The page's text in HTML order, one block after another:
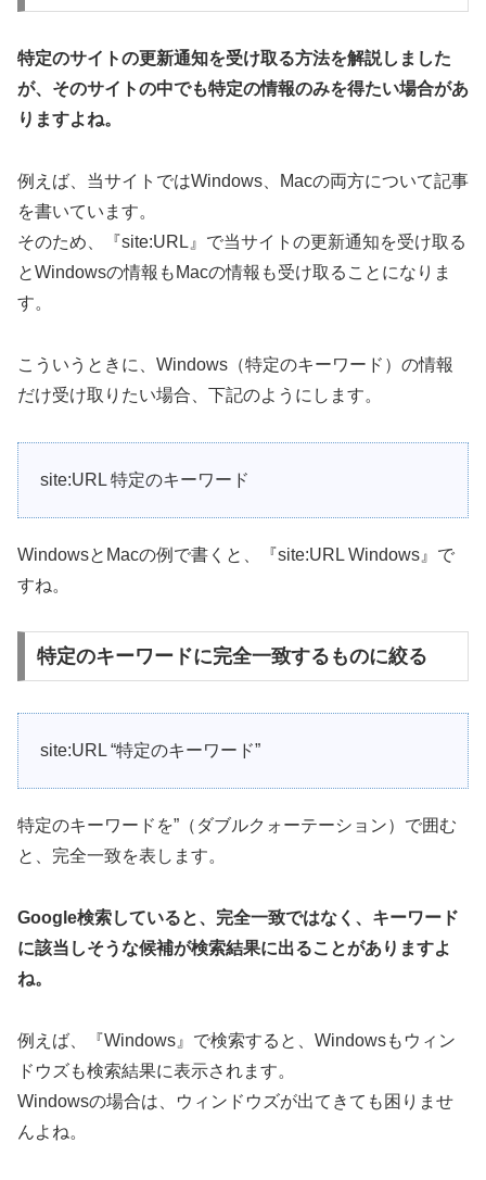
特定のサイトの更新通知を受け取る方法を解説しました
が、そのサイトの中でも特定の情報のみを得たい場合があ
りますよね。
例えば、当サイトではWindows、Macの両方について記事
を書いています。
そのため、『site:URL』で当サイトの更新通知を受け取る
とWindowsの情報もMacの情報も受け取ることになりま
す。
こういうときに、Windows（特定のキーワード）の情報
だけ受け取りたい場合、下記のようにします。
site:URL 特定のキーワード
WindowsとMacの例で書くと、『site:URL Windows』で
すね。
特定のキーワードに完全一致するものに絞る
site:URL “特定のキーワード”
特定のキーワードを”（ダブルクォーテーション）で囲む
と、完全一致を表します。
Google検索していると、完全一致ではなく、キーワード
に該当しそうな候補が検索結果に出ることがありますよ
ね。
例えば、『Windows』で検索すると、Windowsもウィン
ドウズも検索結果に表示されます。
Windowsの場合は、ウィンドウズが出てきても困りませ
んよね。